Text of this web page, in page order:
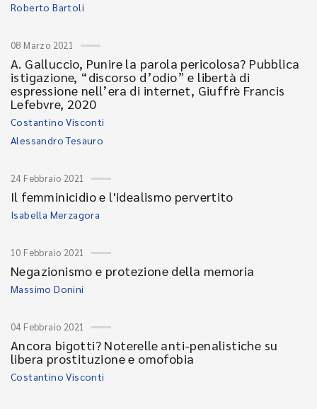
Roberto Bartoli
08 Marzo 2021
A. Galluccio, Punire la parola pericolosa? Pubblica
istigazione, “discorso d’odio” e libertà di
espressione nell’era di internet, Giuffrè Francis
Lefebvre, 2020
Costantino Visconti
Alessandro Tesauro
24 Febbraio 2021
Il femminicidio e l'idealismo pervertito
Isabella Merzagora
10 Febbraio 2021
Negazionismo e protezione della memoria
Massimo Donini
04 Febbraio 2021
Ancora bigotti? Noterelle anti-penalistiche su
libera prostituzione e omofobia
Costantino Visconti